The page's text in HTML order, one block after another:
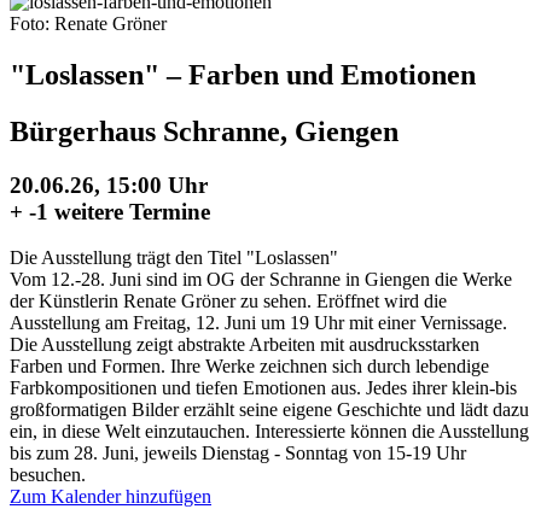
Foto: Renate Gröner
"Loslassen" – Farben und Emotionen
Bürgerhaus Schranne, Giengen
20.06.26, 15:00 Uhr
+ -1 weitere Termine
Die Ausstellung trägt den Titel "Loslassen"
Vom 12.-28. Juni sind im OG der Schranne in Giengen die Werke
der Künstlerin Renate Gröner zu sehen. Eröffnet wird die
Ausstellung am Freitag, 12. Juni um 19 Uhr mit einer Vernissage.
Die Ausstellung zeigt abstrakte Arbeiten mit ausdrucksstarken
Farben und Formen. Ihre Werke zeichnen sich durch lebendige
Farbkompositionen und tiefen Emotionen aus. Jedes ihrer klein-bis
großformatigen Bilder erzählt seine eigene Geschichte und lädt dazu
ein, in diese Welt einzutauchen. Interessierte können die Ausstellung
bis zum 28. Juni, jeweils Dienstag - Sonntag von 15-19 Uhr
besuchen.
Zum Kalender hinzufügen